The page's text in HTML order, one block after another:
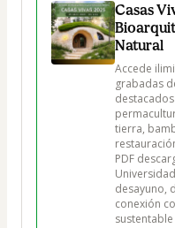
Casas
Natural
Accede
grabadas
tierra,
PDF
desayuno,
conexión